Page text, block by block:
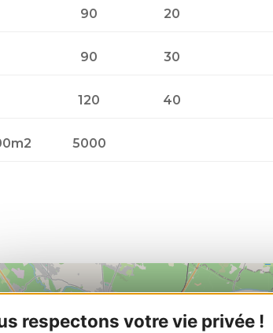
respectons votre vie privée !
90 20
90 30
120 40
5000